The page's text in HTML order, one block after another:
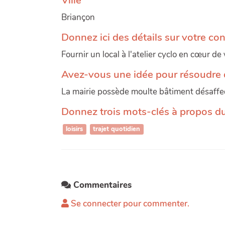
Briançon
Donnez ici des détails sur votre
Fournir un local à l'atelier cyclo en cœur
Avez-vous une idée pour
La mairie possède moulte bâtiment
Donnez trois mots-clés à propos
loisirs trajet quotidien
Commentaires
Se connecter pour commenter.